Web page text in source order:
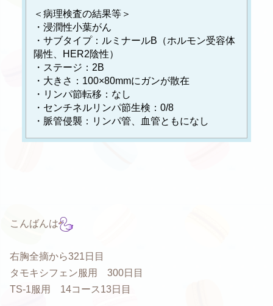
＜病理検査の結果等＞
・浸潤性小葉がん
・サブタイプ：ルミナールB（ホルモン受容体
陽性、HER2陰性）
・ステージ：2B
・大きさ：100×80mmにガンが散在
・リンパ節転移：なし
・センチネルリンパ節生検：0/8
・脈管侵襲：リンパ管、血管ともになし
こんばんは
右胸全摘から321日目
タモキシフェン服用 300日目
TS-1服用 14コース13日目